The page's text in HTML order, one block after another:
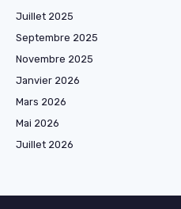
Juillet 2025
Septembre 2025
Novembre 2025
Janvier 2026
Mars 2026
Mai 2026
Juillet 2026